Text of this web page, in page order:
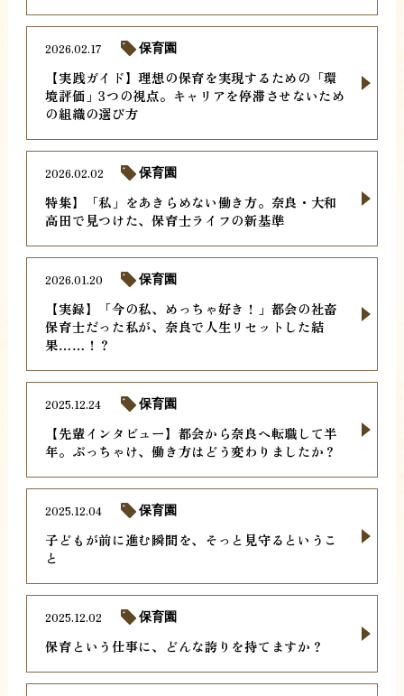
【実践ガイド】理想の保育を実現するための「環
境評価」3つの視点。キャリアを停滞させないため
の組織の選び方
2026.02.17 保育園
特集】「私」をあきらめない働き方。奈良・大和
高田で見つけた、保育士ライフの新基準
2026.02.02 保育園
【実録】「今の私、めっちゃ好き！」都会の社畜
保育士だった私が、奈良で人生リセットした結
果……！？
2026.01.20 保育園
【先輩インタビュー】都会から奈良へ転職して半
年。ぶっちゃけ、働き方はどう変わりましたか？
2025.12.24 保育園
子どもが前に進む瞬間を、そっと見守るというこ
と
2025.12.04 保育園
保育という仕事に、どんな誇りを持てますか？
2025.12.02 保育園